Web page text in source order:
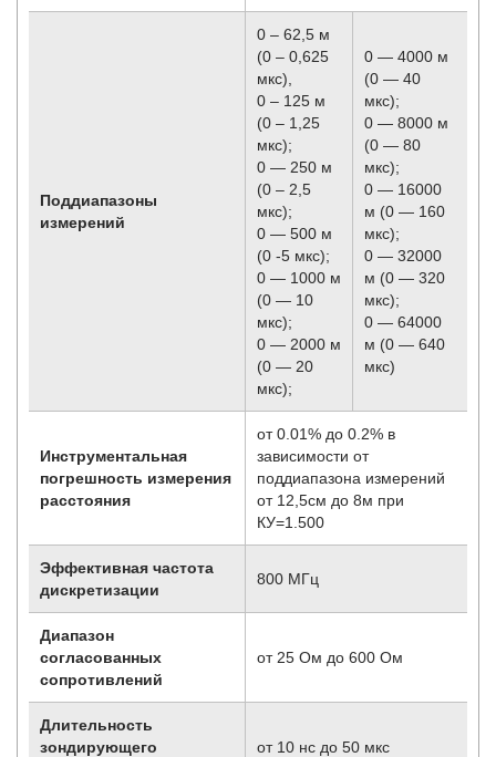
Поддиапазоны
измерений
0 – 62,5 м
(0 – 0,625
мкс),
0 – 125 м
(0 – 1,25
мкс);
0 — 250 м
(0 – 2,5
мкс);
0 — 500 м
(0 -5 мкс);
0 — 1000 м
(0 — 10
мкс);
0 — 2000 м
(0 — 20
мкс);
0 — 4000 м
(0 — 40
мкс);
0 — 8000 м
(0 — 80
мкс);
0 — 16000
м (0 — 160
мкс);
0 — 32000
м (0 — 320
мкс);
0 — 64000
м (0 — 640
мкс)
Инструментальная
погрешность измерения
расстояния
от 0.01% до 0.2% в
зависимости от
поддиапазона измерений
от 12,5см до 8м при
КУ=1.500
Эффективная частота
дискретизации
800 МГц
Диапазон
согласованных
сопротивлений
от 25 Ом до 600 Ом
Длительность
зондирующего
от 10 нс до 50 мкс